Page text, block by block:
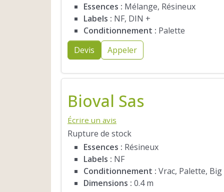
Essences : Mélange, Résineux
Labels : NF, DIN +
Conditionnement : Palette
Devis
Appeler
Bioval Sas
Écrire un avis
Rupture de stock
Essences : Résineux
Labels : NF
Conditionnement : Vrac, Palette,
Dimensions : 0.4 m